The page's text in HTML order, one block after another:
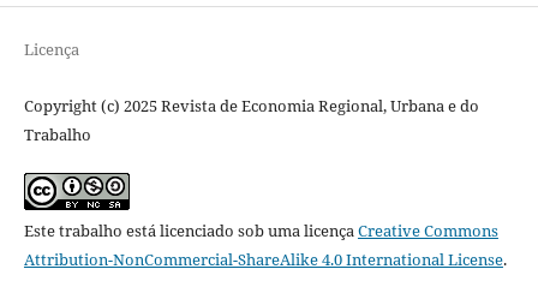
Licença
Copyright (c) 2025 Revista de Economia Regional, Urbana e do
Trabalho
Este trabalho está licenciado sob uma licençaCreative Commons
Attribution-NonCommercial-ShareAlike 4.0 International License.